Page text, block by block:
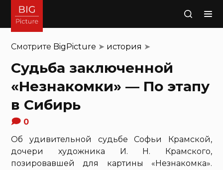
Поиск
Смотрите BigPicture ➤ история ➤
Судьба заключенной
«Незнакомки» — По этапу
в Сибирь
0
Об удивительной судьбе Софьи Крамской,
дочери художника И. Н. Крамского,
позировавшей для картины «Незнакомка».